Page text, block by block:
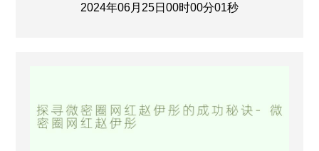
2024年06月25日00时00分01秒